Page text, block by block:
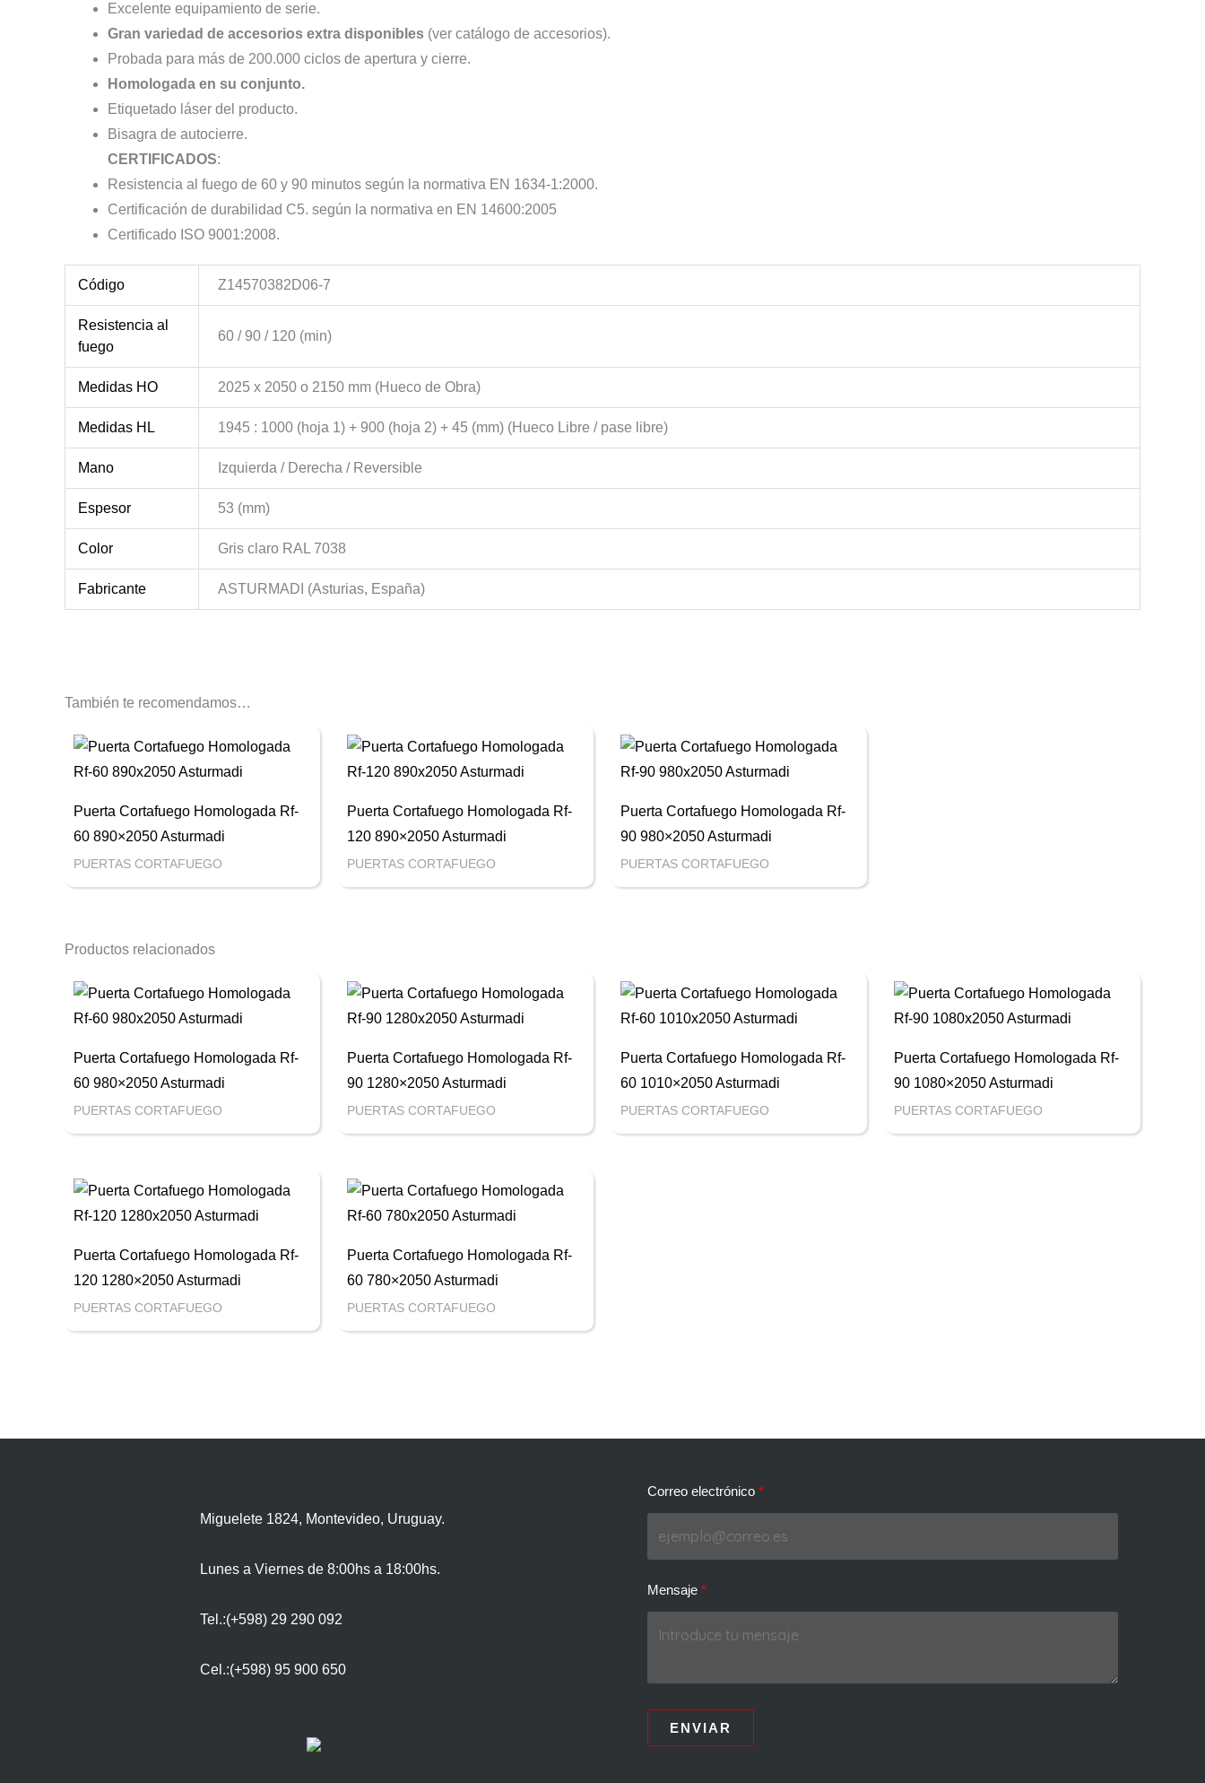
Excelente equipamiento de serie.
Gran variedad de accesorios extra disponibles (ver catálogo de accesorios).
Probada para más de 200.000 ciclos de apertura y cierre.
Homologada en su conjunto.
Etiquetado láser del producto.
Bisagra de autocierre.
CERTIFICADOS:
Resistencia al fuego de 60 y 90 minutos según la normativa EN 1634-1:2000.
Certificación de durabilidad C5. según la normativa en EN 14600:2005
Certificado ISO 9001:2008.
Código Z14570382D06-7
Resistencia al
fuego
60 / 90 / 120 (min)
Medidas HO 2025 x 2050 o 2150 mm (Hueco de Obra)
Medidas HL 1945 : 1000 (hoja 1) + 900 (hoja 2) + 45 (mm) (Hueco Libre / pase libre)
Mano Izquierda / Derecha / Reversible
Espesor 53 (mm)
Color Gris claro RAL 7038
Fabricante ASTURMADI (Asturias, España)
También te recomendamos…
Puerta Cortafuego Homologada Rf-
60 890×2050 Asturmadi
PUERTAS CORTAFUEGO
Puerta Cortafuego Homologada Rf-
120 890×2050 Asturmadi
PUERTAS CORTAFUEGO
Puerta Cortafuego Homologada Rf-
90 980×2050 Asturmadi
PUERTAS CORTAFUEGO
Productos relacionados
Puerta Cortafuego Homologada Rf-
60 980×2050 Asturmadi
PUERTAS CORTAFUEGO
Puerta Cortafuego Homologada Rf-
90 1280×2050 Asturmadi
PUERTAS CORTAFUEGO
Puerta Cortafuego Homologada Rf-
60 1010×2050 Asturmadi
PUERTAS CORTAFUEGO
Puerta Cortafuego Homologada Rf-
90 1080×2050 Asturmadi
PUERTAS CORTAFUEGO
Puerta Cortafuego Homologada Rf-
120 1280×2050 Asturmadi
PUERTAS CORTAFUEGO
Puerta Cortafuego Homologada Rf-
60 780×2050 Asturmadi
PUERTAS CORTAFUEGO
Miguelete 1824, Montevideo, Uruguay.
Lunes a Viernes de 8:00hs a 18:00hs.
Tel.:(+598) 29 290 092
Cel.:(+598) 95 900 650
Correo electrónico
Mensaje
ENVIAR